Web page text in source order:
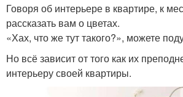
Говоря об интерьере в квартире, к
рассказать вам о цветах.
«Хах, что же тут такого?», можете
Но всё зависит от того как их
интерьеру своей квартиры.